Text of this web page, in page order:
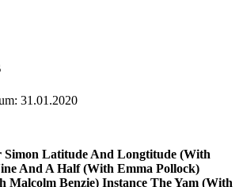
31.01.2020
Simon Latitude And Longtitude (With
And A Half (With Emma Pollock)
Malcolm Benzie) Instance The Yam (With